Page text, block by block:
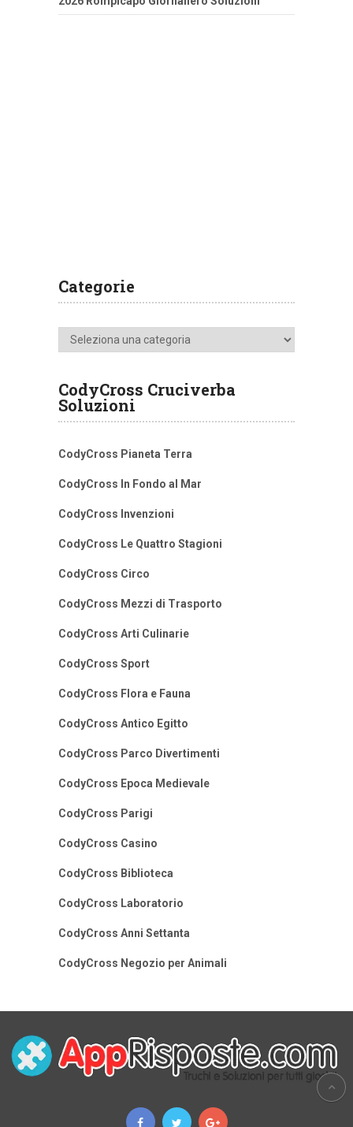
Categorie
Categorie
CodyCross Cruciverba
Soluzioni
CodyCross Pianeta Terra
CodyCross In Fondo al Mar
CodyCross Invenzioni
CodyCross Le Quattro Stagioni
CodyCross Circo
CodyCross Mezzi di Trasporto
CodyCross Arti Culinarie
CodyCross Sport
CodyCross Flora e Fauna
CodyCross Antico Egitto
CodyCross Parco Divertimenti
CodyCross Epoca Medievale
CodyCross Parigi
CodyCross Casino
CodyCross Biblioteca
CodyCross Laboratorio
CodyCross Anni Settanta
CodyCross Negozio per Animali